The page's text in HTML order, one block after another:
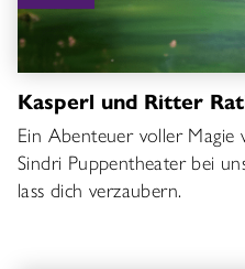
Kasperl und Ritter
Ein Abenteuer voller
Sindri Puppentheater bei
lass dich verzaubern.